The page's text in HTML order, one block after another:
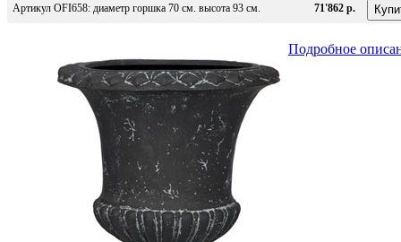
Артикул OFI658: диаметр горшка 70 см. высота 93 см. 71'862 р.
Подробное